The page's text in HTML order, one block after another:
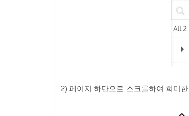
2) 페이지 하단으로 스크롤하여 희미한